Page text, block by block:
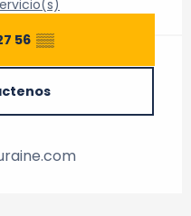
56 ▒▒